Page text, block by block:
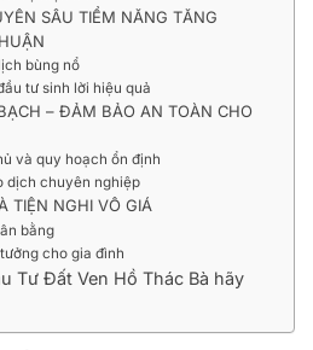
SÂU TIỀM NĂNG TĂNG
bùng nổ
tư sinh lời hiệu quả
– ĐẢM BẢO AN TOÀN CHO
và quy hoạch ổn định
dịch chuyên nghiệp
TIỆN NGHI VÔ GIÁ
bằng
cho gia đình
Tư Đất Ven Hồ Thác Bà hãy